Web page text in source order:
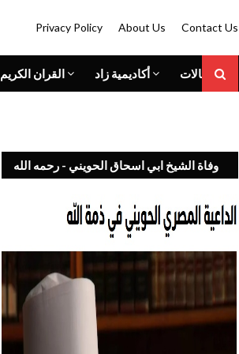
Privacy Policy About Us Contact Us
القران الكريم أكاديمية زاد المقالات
وفاة الشيخ ابي اسحاق الحويني - رحمه الله